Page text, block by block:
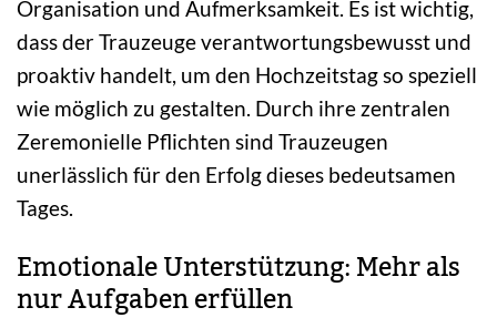
Organisation und Aufmerksamkeit. Es ist wichtig,
dass der Trauzeuge verantwortungsbewusst und
proaktiv handelt, um den Hochzeitstag so speziell
wie möglich zu gestalten. Durch ihre zentralen
Zeremonielle Pflichten sind Trauzeugen
unerlässlich für den Erfolg dieses bedeutsamen
Tages.
Emotionale Unterstützung: Mehr als
nur Aufgaben erfüllen